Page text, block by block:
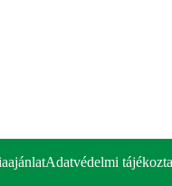
Adatvédelmi